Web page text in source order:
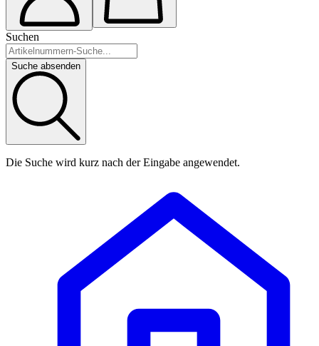
Suchen
Suche absenden
Die Suche wird kurz nach der Eingabe angewendet.